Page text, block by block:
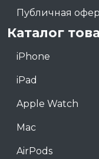
Публичная
Каталог
iPhone
iPad
Apple Watch
Mac
AirPods